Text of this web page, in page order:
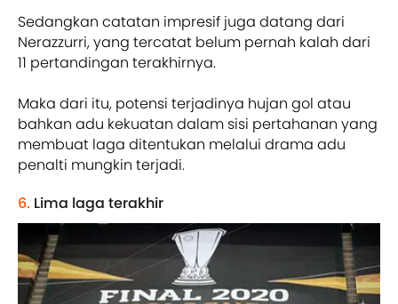
Sedangkan catatan impresif juga datang dari
Nerazzurri, yang tercatat belum pernah kalah dari
11 pertandingan terakhirnya.
Maka dari itu, potensi terjadinya hujan gol atau
bahkan adu kekuatan dalam sisi pertahanan yang
membuat laga ditentukan melalui drama adu
penalti mungkin terjadi.
6. Lima laga terakhir